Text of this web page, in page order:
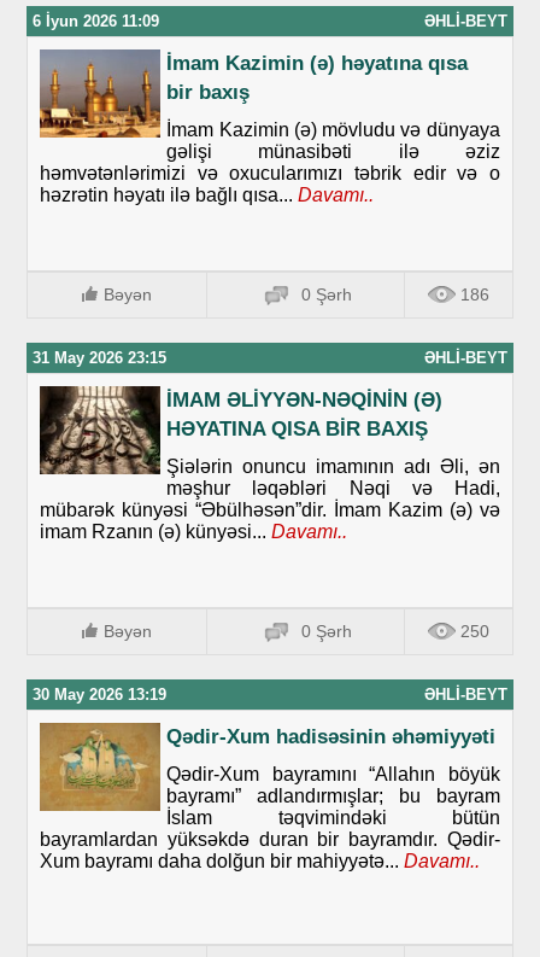
6 İyun 2026 11:09 ƏHLI-BEYT
İmam Kazimin (ə) həyatına qısa
bir baxış
İmam Kazimin (ə) mövludu və dünyaya
gəlişi münasibəti ilə əziz
həmvətənlərimizi və oxucularımızı təbrik edir və o
həzrətin həyatı ilə bağlı qısa... Davamı..
Bəyən 0 Şərh 186
31 May 2026 23:15 ƏHLI-BEYT
İMAM ƏLİYYƏN-NƏQİNİN (Ə)
HƏYATINA QISA BİR BAXIŞ
Şiələrin onuncu imamının adı Əli, ən
məşhur ləqəbləri Nəqi və Hadi,
mübarək künyəsi “Əbülhəsən”dir. İmam Kazim (ə) və
imam Rzanın (ə) künyəsi... Davamı..
Bəyən 0 Şərh 250
30 May 2026 13:19 ƏHLI-BEYT
Qədir-Xum hadisəsinin əhəmiyyəti
Qədir-Xum bayramını “Allahın böyük
bayramı” adlandırmışlar; bu bayram
İslam təqvimindəki bütün
bayramlardan yüksəkdə duran bir bayramdır. Qədir-
Xum bayramı daha dolğun bir mahiyyətə... Davamı..